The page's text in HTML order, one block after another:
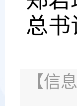
总
【信